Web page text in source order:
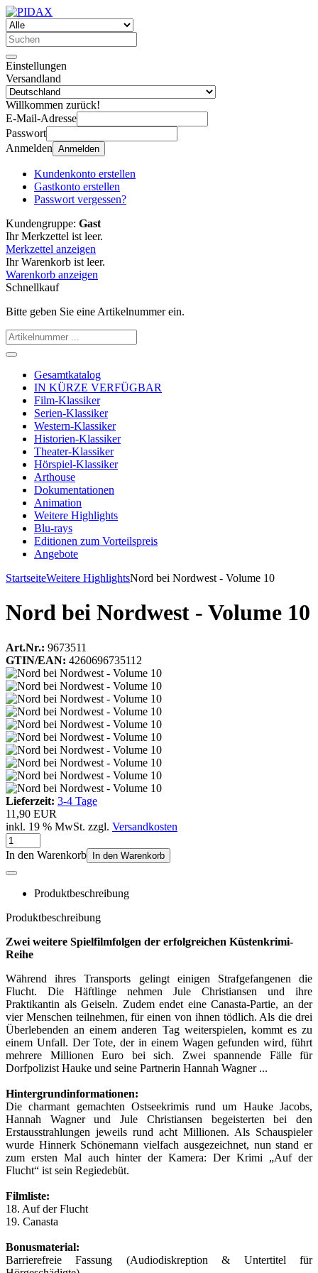
Einstellungen
Versandland
Willkommen zurück!
E-Mail-Adresse
Passwort
Anmelden Anmelden
Kundenkonto erstellen
Gastkonto erstellen
Passwort vergessen?
Kundengruppe: Gast
Ihr Merkzettel ist leer.
Merkzettel anzeigen
Ihr Warenkorb ist leer.
Warenkorb anzeigen
Schnellkauf
Bitte geben Sie eine Artikelnummer ein.
Gesamtkatalog
IN KÜRZE VERFÜGBAR
Film-Klassiker
Serien-Klassiker
Western-Klassiker
Historien-Klassiker
Theater-Klassiker
Hörspiel-Klassiker
Arthouse
Dokumentationen
Animation
Weitere Highlights
Blu-rays
Editionen zum Vorteilspreis
Angebote
StartseiteWeitere HighlightsNord bei Nordwest - Volume 10
Nord bei Nordwest - Volume 10
Art.Nr.: 9673511
GTIN/EAN: 4260696735112
Lieferzeit: 3-4 Tage
11,90 EUR
inkl. 19 % MwSt. zzgl. Versandkosten
In den Warenkorb In den Warenkorb
Produktbeschreibung
Produktbeschreibung
Zwei weitere Spielfilmfolgen der erfolgreichen Küstenkrimi-
Reihe
Während ihres Transports gelingt einigen Strafgefangenen die
Flucht. Die Häftlinge nehmen Jule Christiansen und ihre
Praktikantin als Geiseln. Zudem endet eine Canasta-Partie, an der
vier Menschen teilnehmen, für einen von ihnen tödlich. Als die drei
Überlebenden an einem anderen Tag weiterspielen, kommt es zu
einem Unfall. Der Tote, der in einem Wagen gefunden wird, führt
mehrere Millionen Euro bei sich. Zwei spannende Fälle für
Dorfpolizist Hauke und seine Partnerin Hannah Wagner ...
Hintergrundinformationen:
Die charmant gemachten Ostseekrimis rund um Hauke Jacobs,
Hannah Wagner und Jule Christiansen begeisterten bei den
Erstausstrahlungen jeweils rund acht Millionen. Als Schauspieler
wurde Hinnerk Schönemann vielfach ausgezeichnet, nun stand er
zum ersten Mal auch hinter der Kamera: Der Krimi „Auf der
Flucht“ ist sein Regiedebüt.
Filmliste:
18. Auf der Flucht
19. Canasta
Bonusmaterial:
Barrierefreie Fassung (Audiodiskreption & Untertitel für